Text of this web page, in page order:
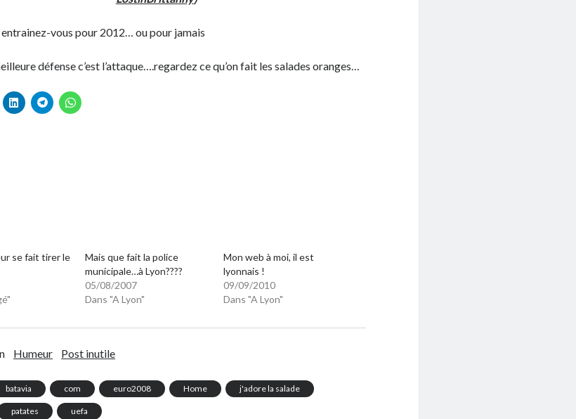
entrainez-vous pour 2012… ou pour jamais
défense c’est l’attaque….regardez ce qu’on fait les salades oranges…
se fait tirer le
Mais que fait la police
municipale…à Lyon????
05/08/2007
Dans "A Lyon"
Mon web à moi, il est
lyonnais !
09/09/2010
Dans "A Lyon"
Humeur Post inutile
batavia com euro2008 Home j'adore la salade
patates uefa